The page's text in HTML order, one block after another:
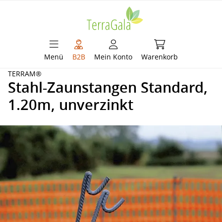
Menü B2B Mein Konto Warenkorb
Warenkorb
TERRAM®
Stahl-Zaunstangen Standard,
1.20m, unverzinkt